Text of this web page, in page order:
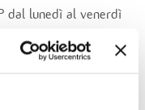
dal lunedì al venerdì
con il
privata a